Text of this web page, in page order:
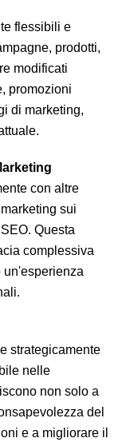
flessibili e
prodotti,
modificati
promozioni
di marketing,
con altre
sui
Questa
complessiva
un'esperienza
strategicamente
nelle
non solo a
del
e a migliorare il